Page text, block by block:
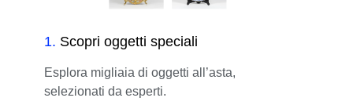
1. Scopri oggetti speciali
Esplora migliaia di oggetti all’asta,
selezionati da esperti.